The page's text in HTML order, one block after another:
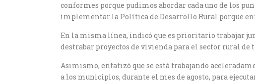
conformes porque pudimos abordar cada uno de los
implementar la Política de Desarrollo Rural porque
En la misma línea, indicó que es prioritario trabajar
destrabar proyectos de vivienda para el sector rural de
Asimismo, enfatizó que se está trabajando
a los municipios, durante el mes de agosto, para